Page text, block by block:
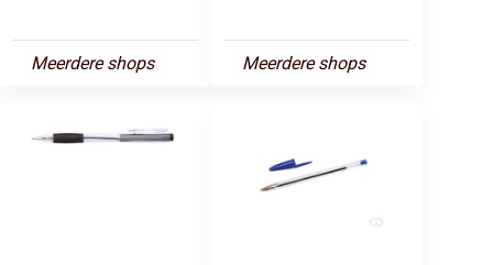
Meerdere shops Meerdere shops